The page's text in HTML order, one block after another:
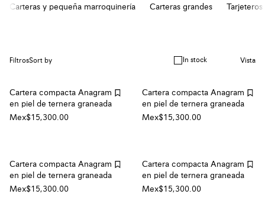
Carteras y pequeña marroquinería Carteras grandes
FiltrosSort by In stock Vista
Cartera compacta Anagram
en piel de ternera graneada
Mex$15,300.00
Cartera compacta Anagram
en piel de ternera graneada
Mex$15,300.00
Cartera compacta Anagram
en piel de ternera graneada
Mex$15,300.00
Cartera compacta Anagram
en piel de ternera graneada
Mex$15,300.00